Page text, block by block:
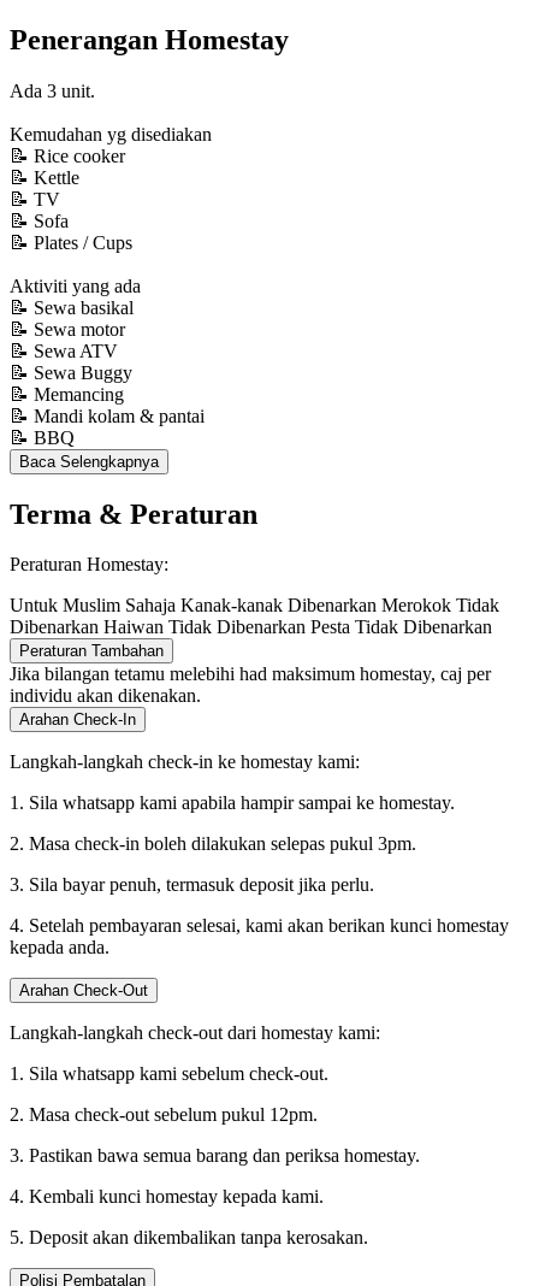
Penerangan Homestay
Ada 3 unit.
Kemudahan yg disediakan
📝 Rice cooker
📝 Kettle
📝 TV
📝 Sofa
📝 Plates / Cups
Aktiviti yang ada
📝 Sewa basikal
📝 Sewa motor
📝 Sewa ATV
📝 Sewa Buggy
📝 Memancing
📝 Mandi kolam & pantai
📝 BBQ
Baca Selengkapnya
Terma & Peraturan
Peraturan Homestay:
Untuk Muslim Sahaja Kanak-kanak Dibenarkan Merokok Tidak
Dibenarkan Haiwan Tidak Dibenarkan Pesta Tidak Dibenarkan
Peraturan Tambahan
Jika bilangan tetamu melebihi had maksimum homestay, caj per
individu akan dikenakan.
Arahan Check-In
Langkah-langkah check-in ke homestay kami:
1. Sila whatsapp kami apabila hampir sampai ke homestay.
2. Masa check-in boleh dilakukan selepas pukul 3pm.
3. Sila bayar penuh, termasuk deposit jika perlu.
4. Setelah pembayaran selesai, kami akan berikan kunci homestay
kepada anda.
Arahan Check-Out
Langkah-langkah check-out dari homestay kami:
1. Sila whatsapp kami sebelum check-out.
2. Masa check-out sebelum pukul 12pm.
3. Pastikan bawa semua barang dan periksa homestay.
4. Kembali kunci homestay kepada kami.
5. Deposit akan dikembalikan tanpa kerosakan.
Polisi Pembatalan